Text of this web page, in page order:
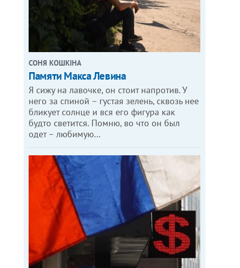
СОНЯ КОШКІНА
Памяти Макса Левина
Я сижу на лавочке, он стоит напротив. У
него за спиной – густая зелень, сквозь нее
бликует солнце и вся его фигура как
будто светится. Помню, во что он был
одет – любимую…